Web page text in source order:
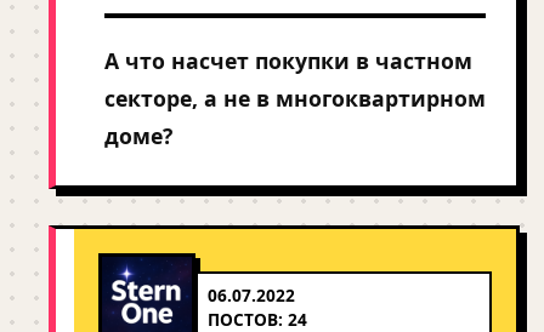
А что насчет покупки в частном
секторе, а не в многоквартирном
доме?
06.07.2022
ПОСТОВ: 24